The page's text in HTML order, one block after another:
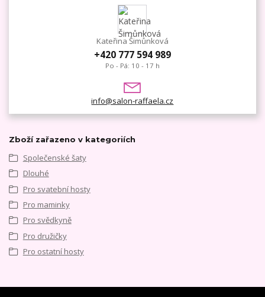
Kateřina Šimůnková
+420 777 594 989
Po - Pá: 10 - 17 h
info@salon-raffaela.cz
Zboží zařazeno v kategoriích
Společenské šaty
Dlouhé
Pro svatební hosty
Pro maminky
Pro svědkyně
Pro družičky
Pro ostatní hosty